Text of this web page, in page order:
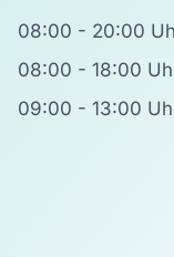
08:00 - 20:00
08:00 - 18:00
09:00 - 13:00